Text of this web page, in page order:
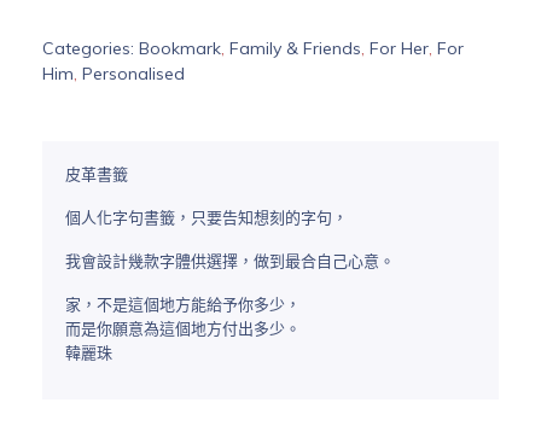
Categories: Bookmark, Family & Friends, For Her, For
Him, Personalised
皮革書籤
個人化字句書籤，只要告知想刻的字句，
我會設計幾款字體供選擇，做到最合自己心意。
家，不是這個地方能給予你多少，
而是你願意為這個地方付出多少。
韓麗珠